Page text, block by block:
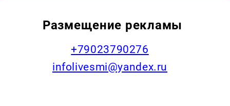
Размещение рекламы
+79023790276
infolivesmi@yandex.ru